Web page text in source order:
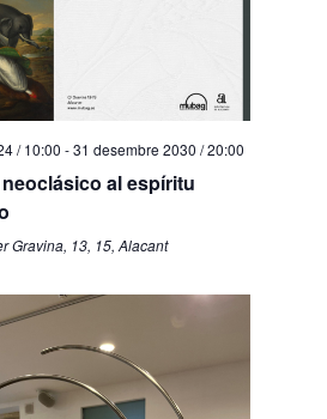
/ 10:00 -31 desembre 2030 / 20:00
al espíritu
Gravina, 13, 15, Alacant